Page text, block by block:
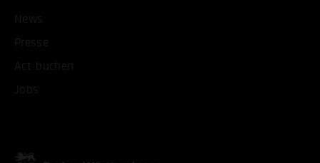
News
Presse
Act buchen
Jobs